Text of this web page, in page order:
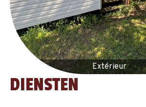
Extérieur
DIENSTEN